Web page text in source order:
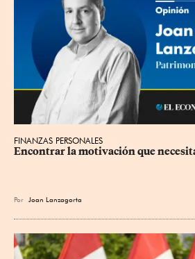
FINANZAS PERSONALES
Encontrar la motivación que
Por Joan Lanzagorta